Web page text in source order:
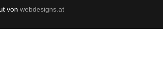
von webdesigns.at